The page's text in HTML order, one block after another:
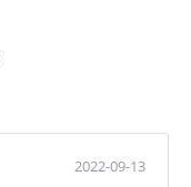
2022-09-13